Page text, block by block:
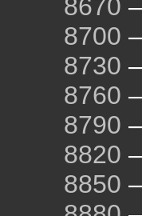
8670 –
8700 –
8730 –
8760 –
8790 –
8820 –
8850 –